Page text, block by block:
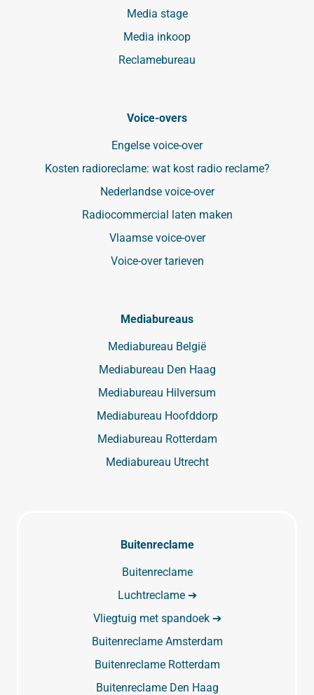
Media stage
Media inkoop
Reclamebureau
Voice-overs
Engelse voice-over
Kosten radioreclame: wat kost radio reclame?
Nederlandse voice-over
Radiocommercial laten maken
Vlaamse voice-over
Voice-over tarieven
Mediabureaus
Mediabureau België
Mediabureau Den Haag
Mediabureau Hilversum
Mediabureau Hoofddorp
Mediabureau Rotterdam
Mediabureau Utrecht
Buitenreclame
Buitenreclame
Luchtreclame ➔
Vliegtuig met spandoek ➔
Buitenreclame Amsterdam
Buitenreclame Rotterdam
Buitenreclame Den Haag